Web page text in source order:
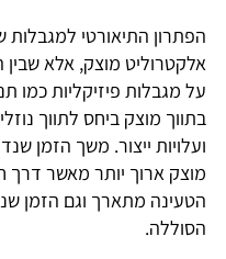
הפתרון התיאורטי למגבלות
אלקטרוליט מוצק, אלא
על מגבלות פיזיקליות כמו
בתווך מוצק ביחס לתווך
ועלויות ייצור. משך הזמן
מוצק ארוך יותר מאשר דרך
הטעינה מתארך וגם הזמן
הסוללה.